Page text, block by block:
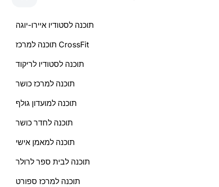
תוכנה לסטודיו איירו-יוגה
תוכנה למרכז CrossFit
תוכנה לסטודיו לריקוד
תוכנה למרכז כושר
תוכנה למועדון גולף
תוכנה לחדר כושר
תוכנה למאמן אישי
תוכנה לבית ספר לרולר
תוכנה למרכז ספורט